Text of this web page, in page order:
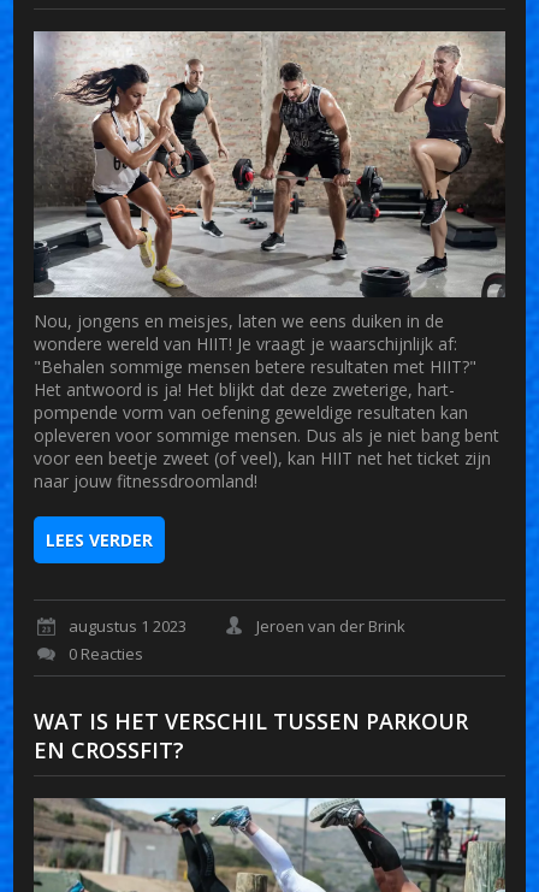
Nou, jongens en meisjes, laten we eens duiken in de
wondere wereld van HIIT! Je vraagt je waarschijnlijk af:
"Behalen sommige mensen betere resultaten met HIIT?"
Het antwoord is ja! Het blijkt dat deze zweterige, hart-
pompende vorm van oefening geweldige resultaten kan
opleveren voor sommige mensen. Dus als je niet bang bent
voor een beetje zweet (of veel), kan HIIT net het ticket zijn
naar jouw fitnessdroomland!
LEES VERDER
augustus 1 2023
Jeroen van der Brink
0 Reacties
WAT IS HET VERSCHIL TUSSEN PARKOUR
EN CROSSFIT?